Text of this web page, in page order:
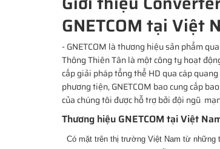
GNETCOM tại Việt
- GNETCOM là thương hiệu sản phẩm
Thông Thiên Tân là một công ty hoạt
cấp giải pháp tổng thể HD qua cáp
phương tiện, GNETCOM bao cung cấp
của chúng tôi được hỗ trợ bởi đội ngũ
Thương hiệu GNETCOM tại Việt
Có mặt trên thị trường Việt Nam từ những